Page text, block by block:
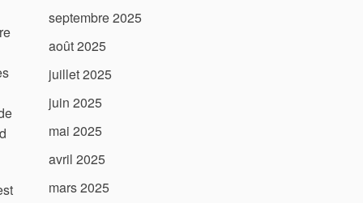
septembre 2025
août 2025
juillet 2025
juin 2025
mai 2025
avril 2025
mars 2025